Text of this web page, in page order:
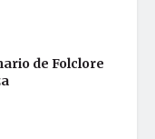
de Folclore